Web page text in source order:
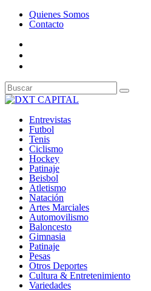
Quienes Somos
Contacto
Entrevistas
Futbol
Tenis
Ciclismo
Hockey
Patinaje
Beisbol
Atletismo
Natación
Artes Marciales
Automovilismo
Baloncesto
Gimnasia
Patinaje
Pesas
Otros Deportes
Cultura & Entretenimiento
Variedades